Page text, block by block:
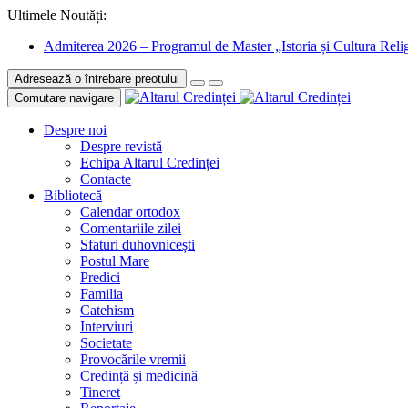
Ultimele Noutăți:
Admiterea 2026 – Programul de Master „Istoria și Cultura
Adresează o întrebare preotului
Comutare navigare
Despre noi
Despre revistă
Echipa Altarul Credinței
Contacte
Bibliotecă
Calendar ortodox
Comentariile zilei
Sfaturi duhovnicești
Postul Mare
Predici
Familia
Catehism
Interviuri
Societate
Provocările vremii
Credință și medicină
Tineret